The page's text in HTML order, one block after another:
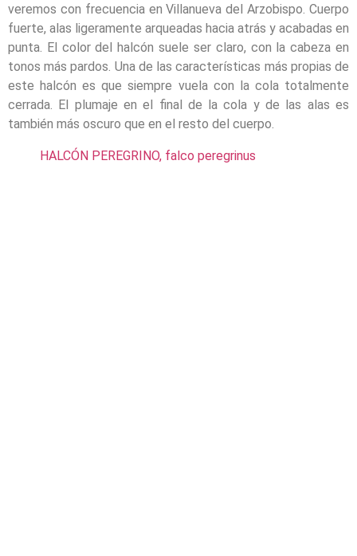
veremos con frecuencia en Villanueva del Arzobispo. Cuerpo
fuerte, alas ligeramente arqueadas hacia atrás y acabadas en
punta. El color del halcón suele ser claro, con la cabeza en
tonos más pardos. Una de las características más propias de
este halcón es que siempre vuela con la cola totalmente
cerrada. El plumaje en el final de la cola y de las alas es
también más oscuro que en el resto del cuerpo.
HALCÓN PEREGRINO, falco peregrinus